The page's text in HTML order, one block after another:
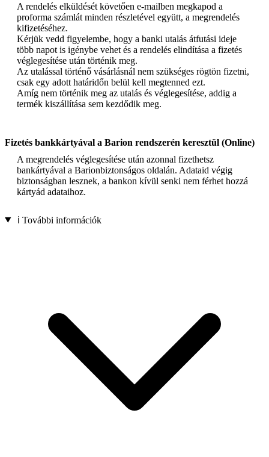
A rendelés elküldését követően e-mailben megkapod a
proforma számlát minden részletével együtt, a megrendelés
kifizetéséhez.
Kérjük vedd figyelembe, hogy a banki utalás átfutási ideje
több napot is igénybe vehet és a rendelés elindítása a fizetés
véglegesítése után történik meg.
Az utalással történő vásárlásnál nem szükséges rögtön fizetni,
csak egy adott határidőn belül kell megtenned ezt.
Amíg nem történik meg az utalás és véglegesítése, addig a
termék kiszállítása sem kezdődik meg.
Fizetés bankkártyával a Barion rendszerén keresztül (Online)
A megrendelés véglegesítése után azonnal fizethetsz
bankártyával a Barionbiztonságos oldalán. Adataid végig
biztonságban lesznek, a bankon kívül senki nem férhet hozzá
kártyád adataihoz.
ℹ️ További információk